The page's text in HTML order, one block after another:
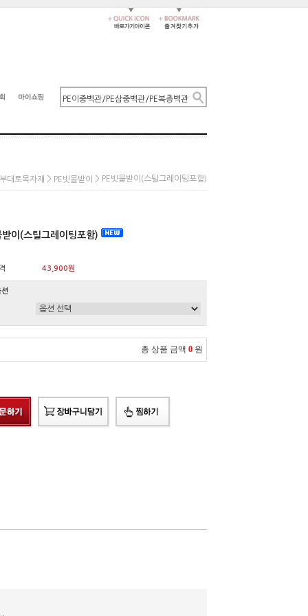
대토목자재 > PE빗물받이 > PE빗물받이(스틸그레이팅포함)
받이(스틸그레이팅포함)
43,900원
션
총 상품 금액 0 원